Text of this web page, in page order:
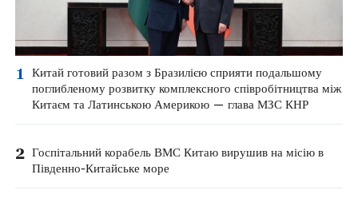
1
Китай готовий разом з Бразилією сприяти подальшому
поглибленому розвитку комплексного співробітництва між
Китаєм та Латинською Америкою — глава МЗС КНР
2 Госпітальний корабель ВМС Китаю вирушив на місію в
Південно-Китайське море